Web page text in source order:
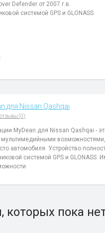
Defender от 2007 г.в.
системой GPS и GLONASS
для Nissan Qashqai
(0)
MyDean для Nissan Qashqai -
мультимедийными возможностями,
автомобиля. Устройство
системой GPS и GLONASS.
которых пока